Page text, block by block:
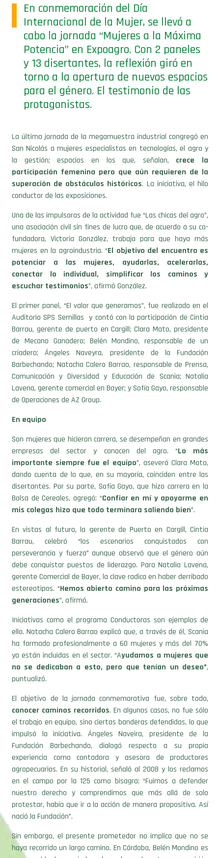
En conmemoración del Día
Internacional de la Mujer, se llevó a
cabo la jornada “Mujeres a la Máxima
Potencia” en Expoagro. Con 2 paneles
y 13 disertantes, la reflexión giró en
torno a la apertura de nuevos espacios
para el género. El testimonio de las
protagonistas.
La última jornada de la megamuestra industrial congregó en
San Nicolás a mujeres especialistas en tecnologías, el agro y
la gestión; espacios en los que, señalan, crece la
participación femenina pero que aún requieren de la
superación de obstáculos históricos. La iniciativa, el hilo
conductor de las exposiciones.
Una de las impulsoras de la actividad fue “Las chicas del agro”,
una asociación civil sin fines de lucro que, de acuerdo a su co-
fundadora, Victoria González, trabaja para que haya más
mujeres en la agroindustria. “El objetivo del encuentro es
potenciar a las mujeres, ayudarlas, acelerarlas,
conectar lo individual, simplificar los caminos y
escuchar testimonios”, afirmó González.
El primer panel, “El valor que generamos”, fue realizado en el
Auditorio SPS Semillas y contó con la participación de Cintia
Barrau, gerente de puerto en Cargill; Clara Mato, presidente
de Mecano Ganadero; Belén Mondino, responsable de un
criadero; Ángeles Naveyra, presidente de la Fundación
Barbechando; Natacha Calero Barrao, responsable de Prensa,
Comunicación y Diversidad y Educación de Scania; Natalia
Lavena, gerente comercial en Bayer; y Sofía Gayo, responsable
de Operaciones de AZ Group.
En equipo
Son mujeres que hicieron carrera, se desempeñan en grandes
empresas del sector y conocen del agro. “Lo más
importante siempre fue el equipo”, aseveró Clara Mato,
dando cuenta de lo que, en su mayoría, coinciden entre las
disertantes. Por su parte, Sofía Gayo, que hizo carrera en la
Bolsa de Cereales, agregó: “Confiar en mí y apoyarme en
mis colegas hizo que todo terminara saliendo bien”.
En vistas al futuro, la gerente de Puerto en Cargill, Cintia
Barrau, celebró “los escenarios conquistados con
perseverancia y fuerza” aunque observó que el género aún
debe conquistar puestos de liderazgo. Para Natalia Lavena,
gerente Comercial de Bayer, la clave radica en haber derribado
estereotipos. “Hemos abierto camino para las próximas
generaciones”, afirmó.
Iniciativas como el programa Conductoras son ejemplos de
ello. Natacha Calero Barrao explicó que, a través de él, Scania
ha formado profesionalmente a 60 mujeres y más del 70%
ya están incluidas en el sector. “Ayudamos a mujeres que
no se dedicaban a esto, pero que tenían un deseo”,
puntualizó.
El objetivo de la jornada conmemorativa fue, sobre todo,
conocer caminos recorridos. En algunos casos, no fue sólo
el trabajo en equipo, sino ciertas banderas defendidas, lo que
impulsó la iniciativa. Ángeles Naveira, presidente de la
Fundación Barbechando, dialogó respecto a su propia
experiencia como contadora y asesora de productores
agropecuarios. En su historial, señaló al 2008 y los reclamos
en el campo por la 125 como bisagra: “Fuimos a defender
nuestro derecho y comprendimos que más allá de solo
protestar, había que ir a la acción de manera propositiva. Así
nació la Fundación”.
Sin embargo, el presente prometedor no implica que no se
haya recorrido un largo camino. En Córdoba, Belén Mondino es